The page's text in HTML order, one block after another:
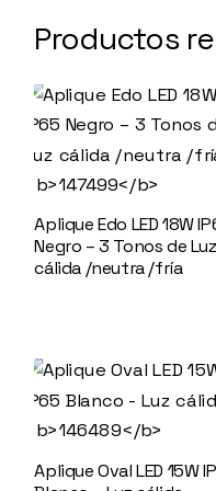
Productos
Aplique Edo LED 18W
Negro – 3 Tonos de Luz
cálida /neutra /fría
Aplique Oval LED 15W